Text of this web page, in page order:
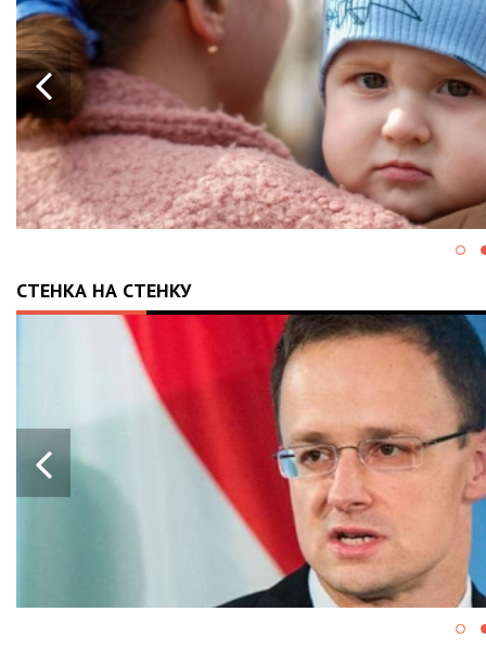
ІСТОРІЯ, ЯКА СКОЛИХНУЛА КРАЇНУ:
10-МІСЯЧНИЙ МАРК ОТРИМАВ
АПАРАТ ШВЛ ВІД ФОНДУ «НАДІЯ» І
ВАЛЕРІЯ ДУБІЛЯ
СТЕНКА НА СТЕНКУ
28.05.2024 13:43
ПРОРАШИСТСКАЯ
БЛОКИРУЕТ
ВОЕННОЙ ПОМОЩИ
УКРАИНЫ